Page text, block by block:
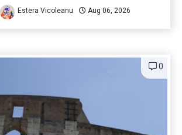
Estera Vicoleanu Aug 06, 2026
0